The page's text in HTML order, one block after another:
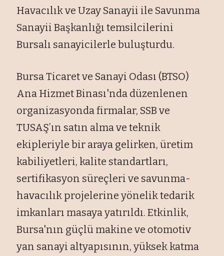
Havacılık ve Uzay Sanayii ile Savunma
Sanayii Başkanlığı temsilcilerini
Bursalı sanayicilerle buluşturdu.
Bursa Ticaret ve Sanayi Odası (BTSO)
Ana Hizmet Binası'nda düzenlenen
organizasyonda firmalar, SSB ve
TUSAŞ’ın satın alma ve teknik
ekipleriyle bir araya gelirken, üretim
kabiliyetleri, kalite standartları,
sertifikasyon süreçleri ve savunma-
havacılık projelerine yönelik tedarik
imkanları masaya yatırıldı. Etkinlik,
Bursa'nın güçlü makine ve otomotiv
yan sanayi altyapısının, yüksek katma